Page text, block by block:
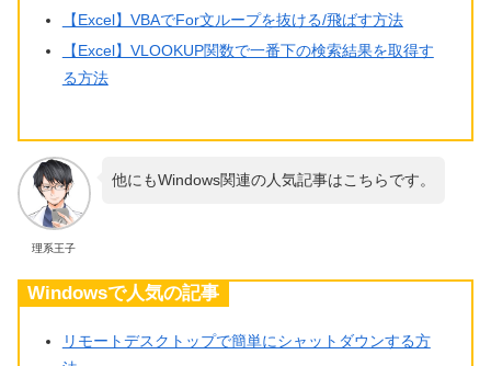
【Excel】VBAでFor文ループを抜ける/飛ばす方法
【Excel】VLOOKUP関数で一番下の検索結果を取得す
る方法
理系王子
他にもWindows関連の人気記事はこちらです。
Windowsで人気の記事
リモートデスクトップで簡単にシャットダウンする方